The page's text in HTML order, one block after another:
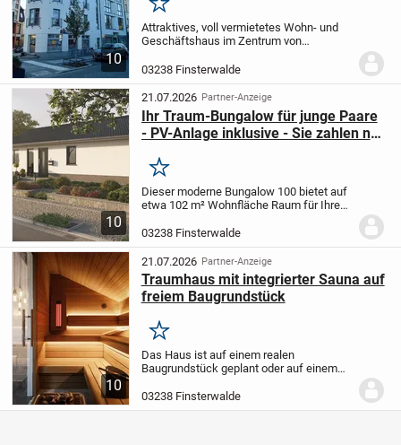
10
Merken
Attraktives, voll vermietetes Wohn- und
Geschäftshaus im Zentrum von
Gewerbeeinheit, darüber 4 moderne 2-
Zimmer-Wohnungen. Top-Lage nahe
Marktplatz & Bahnhof,...
03238 Finsterwalde
10
21.07.2026 Partner-Anzeige
Ihr Traum-Bungalow für junge Paare
- PV-Anlage inklusive - Sie zahlen nur
Merken
Dieser moderne Bungalow 100 bietet auf
etwa 102 m² Wohnfläche Raum für Ihre
Gestaltung verbindet Wohn-, Koch- und
Essbereich zu einem gemütlichen
Zentrum für...
03238 Finsterwalde
10
21.07.2026 Partner-Anzeige
Traumhaus mit integrierter Sauna auf
freiem Baugrundstück
Merken
Das Haus ist auf einem realen
Baugrundstück geplant oder auf einem
Bilder zeigen ggf. Extras, die im Rahmen
des Bebauungsplans noch geprüft
03238 Finsterwalde